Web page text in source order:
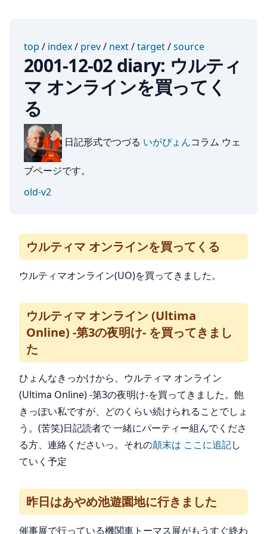
top / index/ prev/ next/target/source
2001-12-02 diary: ウルティ
マ オンラインを買ってく
る
日記形式でつづる いがぴょんコラム ウェ
ブページです。
old-v2
ウルティマ オンラインを買ってくる
ウルティマオンライン(UO)を買ってきました。
ウルティマ オンライン (Ultima
Online) -第3の夜明け- を買ってきまし
た
ひょんなきっかけから、ウルティマ オンライン
(Ultima Online) -第3の夜明け-を買ってきました。飽
きっぽい私ですが、どのくらい続けられることでしょ
う。(苦笑)日記読者で 一緒にパーティー組んでくださ
る方、連絡くださいっ。それの顛末は ここに追記し
ていく予定
昨日はあやめ池遊園地に行きました
催事展で行っている機関車トーマス展がもうすぐ終わ